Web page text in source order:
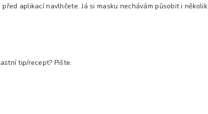
aplikací navlhčete. Já si masku nechávám působit i několik
tip/recept? Pište.